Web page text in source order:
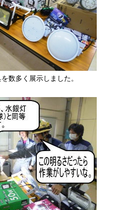
数多く展示しました。